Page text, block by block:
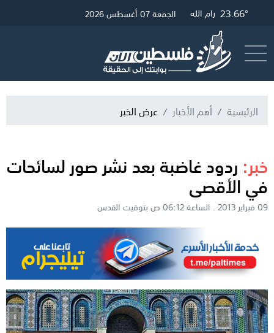
28.13° غزة 24.45° القدس 23.66° رام الله الجمعة 07 أغسطس 2026
الرئيسية أهم الأخبار عرض الخبر
خبر: ردود غاضبة بعد نشر صور لسائحات
في الأقصى
09 فبراير 2013 . الساعة 06:12 ص بتوقيت القدس